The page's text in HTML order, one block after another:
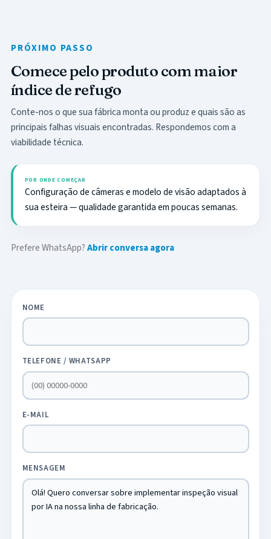
PRÓXIMO PASSO
Comece pelo produto com maior
índice de refugo
Conte-nos o que sua fábrica monta ou produz e quais são as
principais falhas visuais encontradas. Respondemos com a
viabilidade técnica.
POR ONDE COMEÇAR
Configuração de câmeras e modelo de visão adaptados à
sua esteira — qualidade garantida em poucas semanas.
Prefere WhatsApp?Abrir conversa agora
NOME
TELEFONE / WHATSAPP
E-MAIL
MENSAGEM